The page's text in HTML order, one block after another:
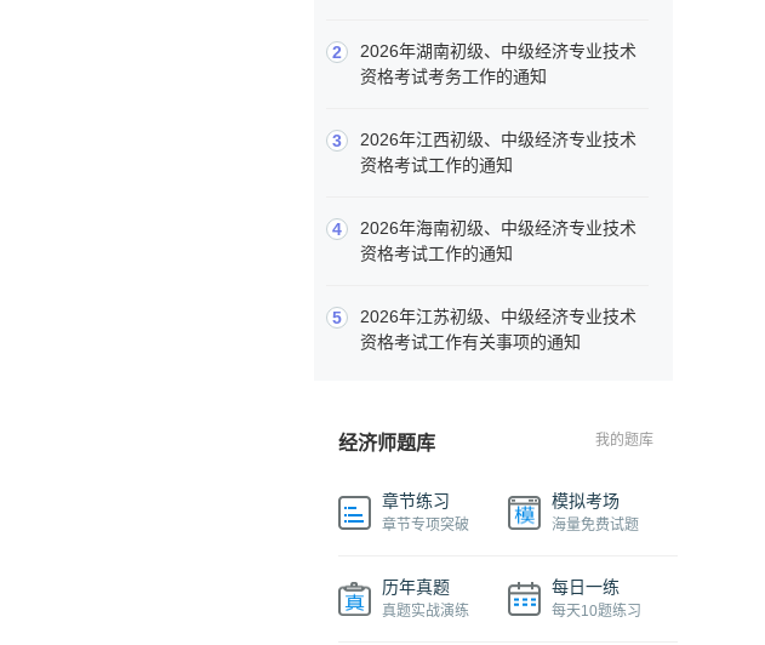
2
2026年湖南初级、中级经济专业技术
资格考试考务工作的通知
3
2026年江西初级、中级经济专业技术
资格考试工作的通知
4
2026年海南初级、中级经济专业技术
资格考试工作的通知
5
2026年江苏初级、中级经济专业技术
资格考试工作有关事项的通知
经济师题库 我的题库
章节练习
章节专项突破
模拟考场
海量免费试题
历年真题
真题实战演练
每日一练
每天10题练习